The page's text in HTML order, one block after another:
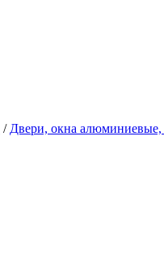
/ Двери, окна алюминиевые,